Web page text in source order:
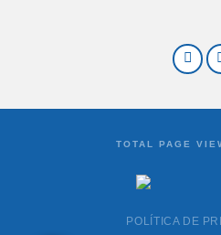
TOTAL PAGE
POLÍTICA DE